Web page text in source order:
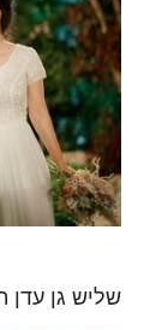
שליש גן עדן